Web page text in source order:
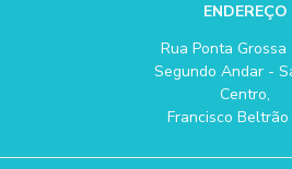
ENDEREÇO
Rua Ponta Grossa
Segundo Andar -
Centro,
Francisco Beltrão